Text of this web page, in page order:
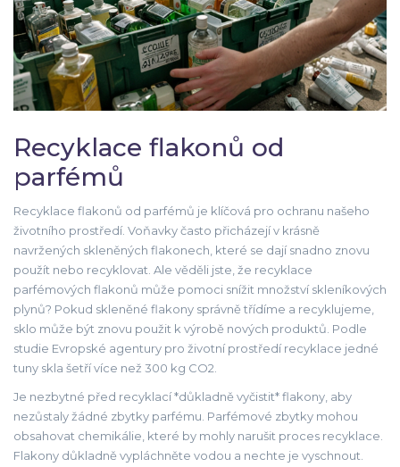
Recyklace flakonů od
parfémů
Recyklace flakonů od parfémů je klíčová pro ochranu našeho
životního prostředí. Voňavky často přicházejí v krásně
navržených skleněných flakonech, které se dají snadno znovu
použít nebo recyklovat. Ale věděli jste, že recyklace
parfémových flakonů může pomoci snížit množství skleníkových
plynů? Pokud skleněné flakony správně třídíme a recyklujeme,
sklo může být znovu použit k výrobě nových produktů. Podle
studie Evropské agentury pro životní prostředí recyklace jedné
tuny skla šetří více než 300 kg CO2.
Je nezbytné před recyklací *důkladně vyčistit* flakony, aby
nezůstaly žádné zbytky parfému. Parfémové zbytky mohou
obsahovat chemikálie, které by mohly narušit proces recyklace.
Flakony důkladně vypláchněte vodou a nechte je vyschnout.